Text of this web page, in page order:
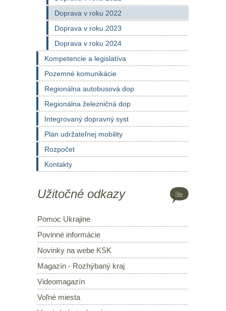
Doprava v roku 2022
Doprava v roku 2023
Doprava v roku 2024
Kompetencie a legislatíva
Pozemné komunikácie
Regionálna autobusová dop
Regionálna železničná dop
Integrovaný dopravný syst
Plán udržateľnej mobility
Rozpočet
Kontakty
Užitočné odkazy
Pomoc Ukrajine
Povinné informácie
Novinky na webe KSK
Magazín - Rozhýbaný kraj
Videomagazín
Voľné miesta